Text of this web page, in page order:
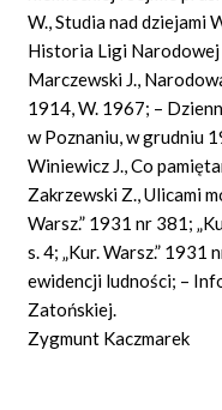
W., Studia nad dziejami
Historia Ligi
Marczewski J.,
1914, W. 1967; –
w Poznaniu, w grudniu
Winiewicz J., Co
Zakrzewski Z., Ulicami
Warsz.” 1931 nr 381;
s. 4; „Kur. Warsz.”
ewidencji ludności; –
Zatońskiej.
Zygmunt Kaczmarek